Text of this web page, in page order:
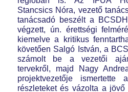
Stancsics Nóra, vezető
tanácsadó beszélt a
végzett, ún. érettségi
kiemelve a kritikus
követően Salgó István, a
számolt be a vezetői
tervekről, majd Nagy
projektvezetője ismertette
részleteket és vázolta a